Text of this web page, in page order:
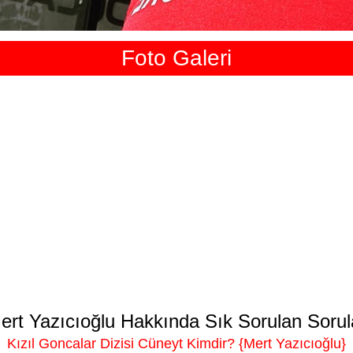
Foto Galeri
Yazıcıoğlu Hakkında Sık Sorulan
Kızıl Goncalar Dizisi Cüneyt Kimdir? {Mert Yazıcıoğlu}